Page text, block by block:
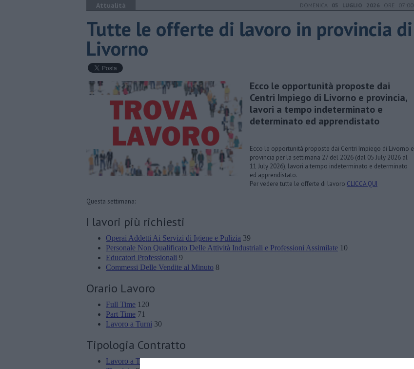
Attualità DOMENICA 05 LUGLIO 2026 ORE 07:00
​Tutte le offerte di lavoro in provincia di
Livorno
Ecco le opportunità proposte dai
Centri Impiego di Livorno e provincia,
lavori a tempo indeterminato e
determinato ed apprendistato
Ecco le opportunità proposte dai Centri Impiego di Livorno e
provincia per la settimana 27 del 2026 (dal 05 July 2026 al
11 July 2026), lavori a tempo indeterminato e determinato
ed apprendistato.
Per vedere tutte le offerte di lavoro CLICCA QUI
Questa settimana:
I lavori più richiesti
Operai Addetti Ai Servizi di Igiene e Pulizia 39
Personale Non Qualificato Delle Attività Industriali e Professioni Assimilate 10
Educatori Professionali 9
Commessi Delle Vendite al Minuto 8
Orario Lavoro
Full Time 120
Part Time 71
Lavoro a Turni 30
Tipologia Contratto
Lavoro a Tempo Determinato